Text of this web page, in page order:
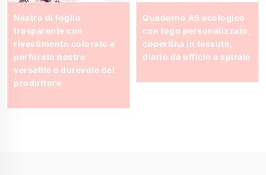
Nastro di foglio
trasparente con
rivestimento colorato e
perforato nastro
versatile e durevole del
produttore
Quaderno A5 ecologico
con logo personalizzato,
copertina in tessuto,
diario da ufficio a spirale